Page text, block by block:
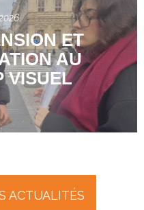
ET
AU
VISUEL
ACTUALITÉS